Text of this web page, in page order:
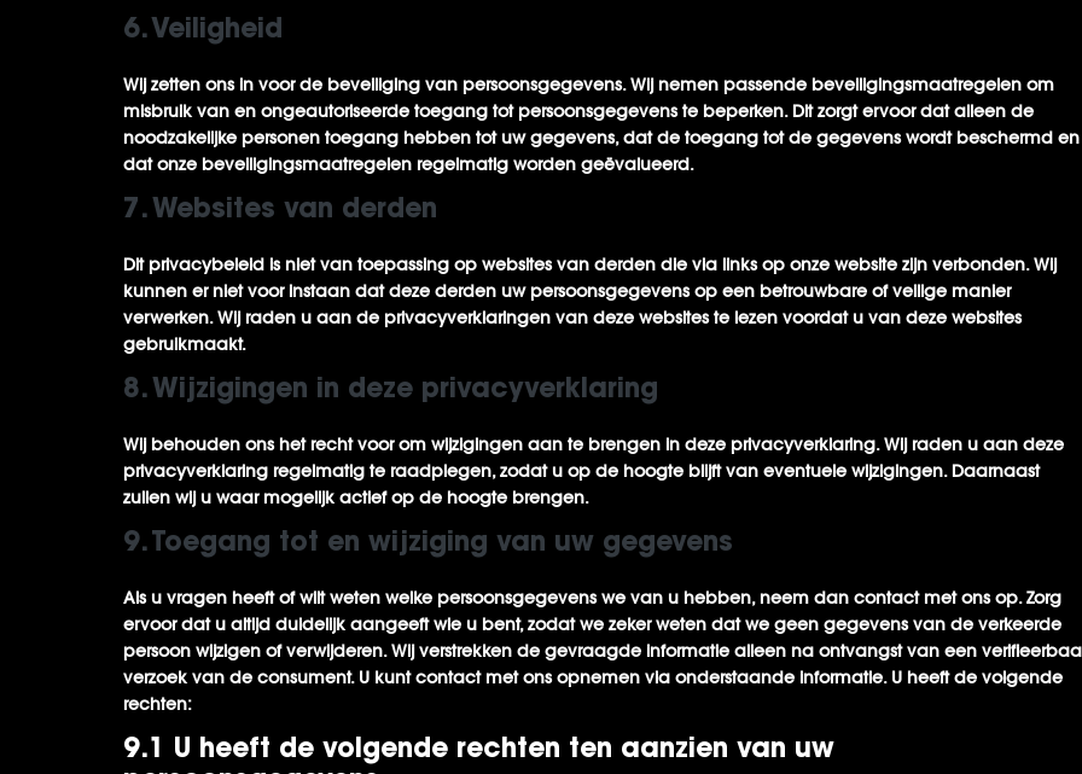
6. Veiligheid
Wij zetten ons in voor de beveiliging van persoonsgegevens. Wij nemen passende beveiligingsmaatregelen om
misbruik van en ongeautoriseerde toegang tot persoonsgegevens te beperken. Dit zorgt ervoor dat alleen de
noodzakelijke personen toegang hebben tot uw gegevens, dat de toegang tot de gegevens wordt beschermd en
dat onze beveiligingsmaatregelen regelmatig worden geëvalueerd.
7. Websites van derden
Dit privacybeleid is niet van toepassing op websites van derden die via links op onze website zijn verbonden. Wij
kunnen er niet voor instaan dat deze derden uw persoonsgegevens op een betrouwbare of veilige manier
verwerken. Wij raden u aan de privacyverklaringen van deze websites te lezen voordat u van deze websites
gebruikmaakt.
8. Wijzigingen in deze privacyverklaring
Wij behouden ons het recht voor om wijzigingen aan te brengen in deze privacyverklaring. Wij raden u aan deze
privacyverklaring regelmatig te raadplegen, zodat u op de hoogte blijft van eventuele wijzigingen. Daarnaast
zullen wij u waar mogelijk actief op de hoogte brengen.
9. Toegang tot en wijziging van uw gegevens
Als u vragen heeft of wilt weten welke persoonsgegevens we van u hebben, neem dan contact met ons op. Zorg
ervoor dat u altijd duidelijk aangeeft wie u bent, zodat we zeker weten dat we geen gegevens van de verkeerde
persoon wijzigen of verwijderen. Wij verstrekken de gevraagde informatie alleen na ontvangst van een
verzoek van de consument. U kunt contact met ons opnemen via onderstaande informatie. U heeft de volgende
rechten:
9.1 U heeft de volgende rechten ten aanzien van uw